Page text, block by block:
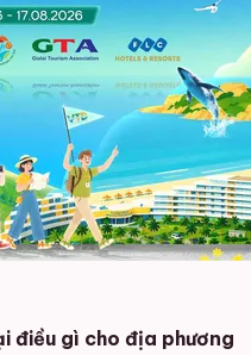
điều gì cho địa phương